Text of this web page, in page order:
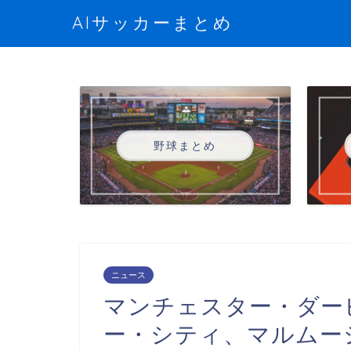
AIサッカーまとめ
野球まとめ
ニュース
マンチェスター・ダ
ー・シティ、マルム